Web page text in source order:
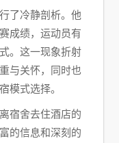
了冷静剖析。他
成绩，运动员有
。这一现象折射
与关怀，同时也
模式选择。
宿舍去住酒店的
的信息和深刻的